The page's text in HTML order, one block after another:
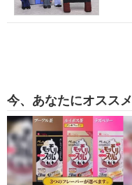
今、あなたにオススメ